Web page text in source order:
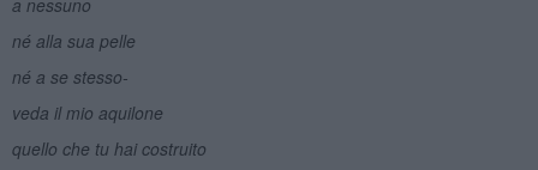
né alla sua pelle
né a se stesso-
veda il mio aquilone
quello che tu hai costruito